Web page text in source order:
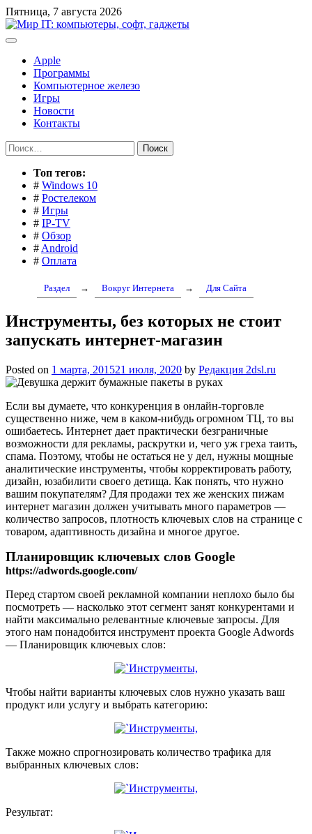
Перейти
к
содержимому
Пятница, 7 августа 2026
Apple
Программы
Компьютерное железо
Игры
Новости
Контакты
Найти:
Toп тегов:
# Windows 10
# Ростелеком
# Игры
# IP-TV
# Обзор
# Android
# Оплата
Раздел → Вокруг Интернета → Для Сайта
Инструменты, без которых не стоит
запускать интернет-магазин
Posted on 1 марта, 201521 июля, 2020 by Редакция 2dsl.ru
Если вы думаете, что конкуренция в онлайн-торговле
существенно ниже, чем в каком-нибудь огромном ТЦ, то вы
ошибаетесь. Интернет дает практически безграничные
возможности для рекламы, раскрутки и, чего уж греха таить,
спама. Поэтому, чтобы не остаться не у дел, нужны мощные
аналитические инструменты, чтобы корректировать работу,
дизайн, юзабилити своего детища. Как понять, что нужно
вашим покупателям? Для продажи тех же женских пижам
интернет магазин должен учитывать много параметров —
количество запросов, плотность ключевых слов на странице с
товаром, адаптивность дизайна и многое другое.
Планировщик ключевых слов Google
https://adwords.google.com/
Перед стартом своей рекламной компании неплохо было бы
посмотреть — насколько этот сегмент занят конкурентами и
найти максимально релевантные ключевые запросы. Для
этого нам понадобится инструмент проекта Google Adwords
— Планировщик ключевых слов:
Чтобы найти варианты ключевых слов нужно указать ваш
продукт или услугу и выбрать категорию:
Также можно спрогнозировать количество трафика для
выбранных ключевых слов:
Результат: